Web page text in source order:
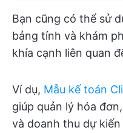
Bạn cũng có thể sử
bảng tính và khám
khía cạnh liên quan
Ví dụ, Mẫu kế toán
giúp quản lý hóa
và doanh thu dự